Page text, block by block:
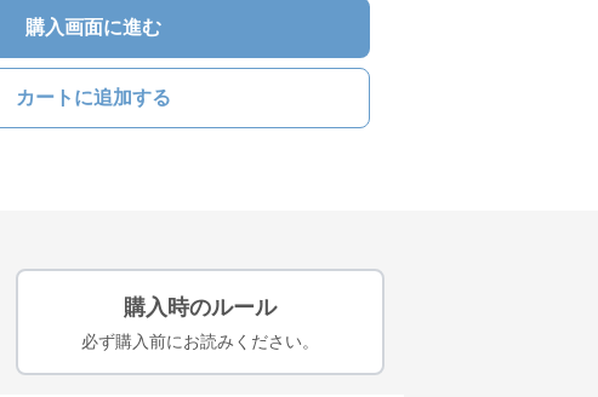
購入画面に進む
カートに追加する
購入時のルール
必ず購入前にお読みください。